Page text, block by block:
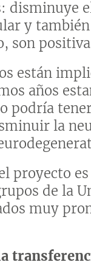
disminuye
y
son
están
años
podría
la
proyecto
de la
muy